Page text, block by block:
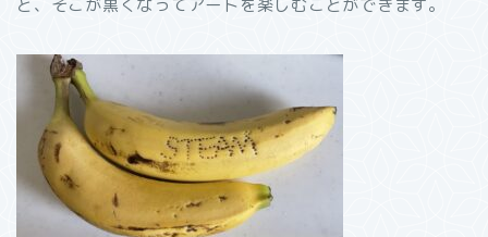
と、そこが黒くなってアートを楽しむことができます。